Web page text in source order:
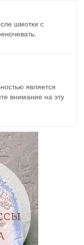
шмотки с
является
внимание на эту